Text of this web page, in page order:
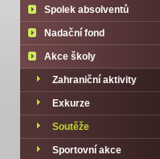
Spolek absolventů
Nadační fond
Akce školy
Zahraniční aktivity
Exkurze
Soutěže
Sportovní akce